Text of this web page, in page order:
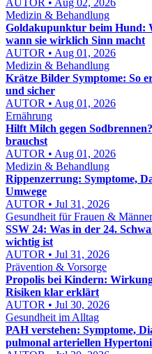
AUTOR • Aug 02, 2026
Medizin & Behandlung
Goldakupunktur beim Hund:
wann sie wirklich Sinn macht
AUTOR • Aug 01, 2026
Medizin & Behandlung
Krätze Bilder Symptome: So
und sicher
AUTOR • Aug 01, 2026
Ernährung
Hilft Milch gegen
brauchst
AUTOR • Aug 01, 2026
Medizin & Behandlung
Rippenzerrung: Symptome,
Umwege
AUTOR • Jul 31, 2026
Gesundheit für Frauen & Männer
SSW 24: Was in der 24.
wichtig ist
AUTOR • Jul 31, 2026
Prävention & Vorsorge
Propolis bei Kindern:
Risiken klar erklärt
AUTOR • Jul 30, 2026
Gesundheit im Alltag
PAH verstehen: Symptome,
pulmonal arteriellen